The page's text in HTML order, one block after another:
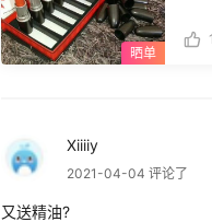
用
Xiiiiy
2021-04-04 评论了
又送精油?